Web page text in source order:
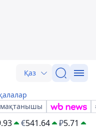
Қаз
мақтанышы
€541.64 ₽5.71